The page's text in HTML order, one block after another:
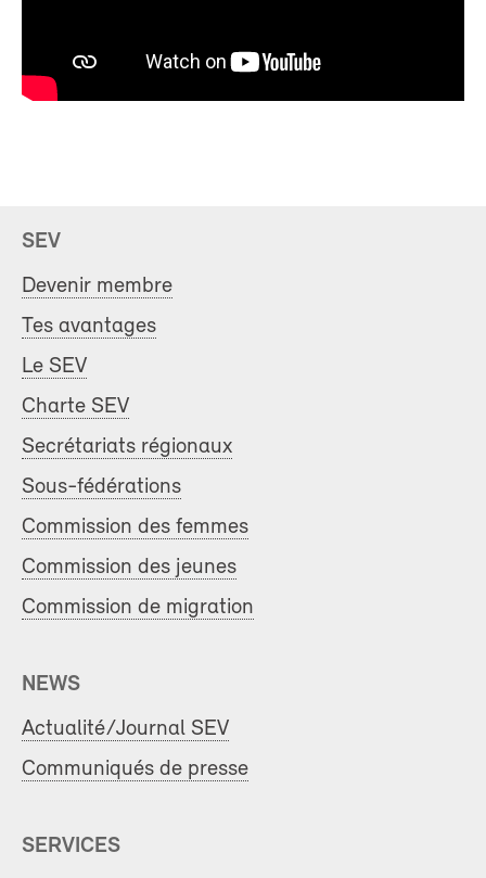
SEV
Devenir membre
Tes avantages
Le SEV
Charte SEV
Secrétariats régionaux
Sous-fédérations
Commission des femmes
Commission des jeunes
Commission de migration
NEWS
Actualité/Journal SEV
Communiqués de presse
SERVICES